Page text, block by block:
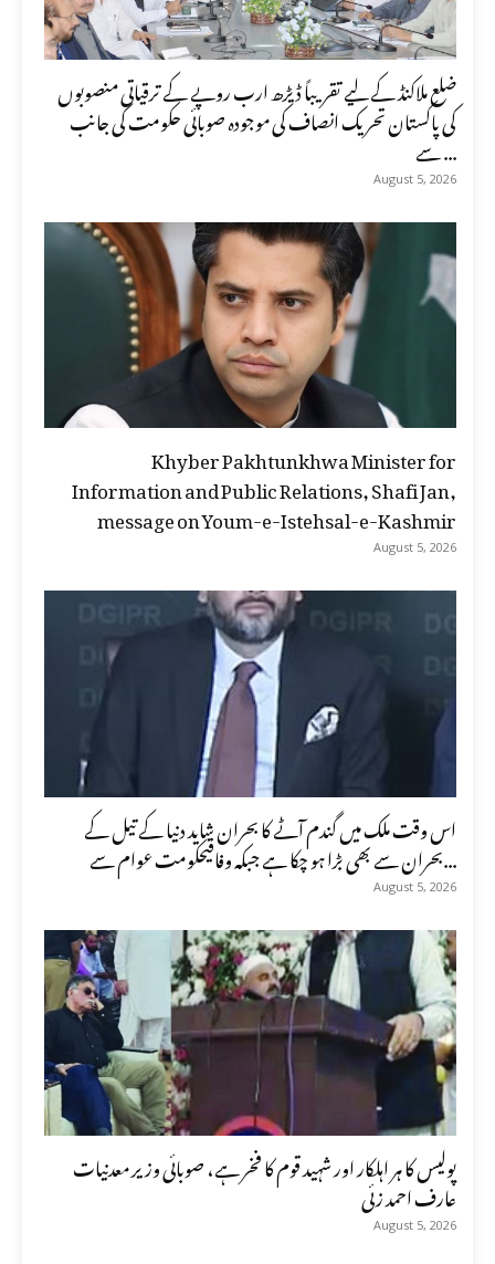
ضلع ملاکنڈ کے لیے تقریباً ڈیڑھ ارب روپے کے ترقیاتی منصوبوں
کی پاکستان تحریک انصاف کی موجودہ صوبائی حکومت کی جانب
سے ...
August 5, 2026
Khyber Pakhtunkhwa Minister for
Information and Public Relations, Shafi Jan,
message on Youm-e-Istehsal-e-Kashmir
August 5, 2026
اس وقت ملک میں گندم آٹے کا بحران شاید دنیا کے تیل کے
بحران سے بھی بڑا ہو چکا ہے جبکہ وفاقیحکومت عوام سے...
August 5, 2026
پولیس کا ہر اہلکار اور شہید قوم کا فخر ہے، صوبائی وزیر معدنیات
عارف احمد زئی
August 5, 2026